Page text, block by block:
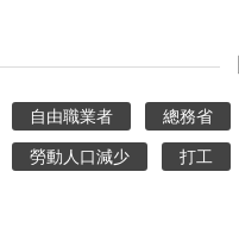
自由職業者 總務省
勞動人口減少 打工